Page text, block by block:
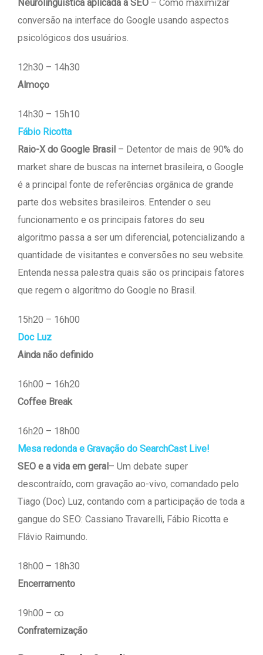
Neurolinguística aplicada a SEO – Como maximizar
conversão na interface do Google usando aspectos
psicológicos dos usuários.
12h30 – 14h30
Almoço
14h30 – 15h10
Fábio Ricotta
Raio-X do Google Brasil – Detentor de mais de 90% do
market share de buscas na internet brasileira, o Google
é a principal fonte de referências orgânica de grande
parte dos websites brasileiros. Entender o seu
funcionamento e os principais fatores do seu
algoritmo passa a ser um diferencial, potencializando a
quantidade de visitantes e conversões no seu website.
Entenda nessa palestra quais são os principais fatores
que regem o algoritmo do Google no Brasil.
15h20 – 16h00
Doc Luz
Ainda não definido
16h00 – 16h20
Coffee Break
16h20 – 18h00
Mesa redonda e Gravação do SearchCast Live!
SEO e a vida em geral – Um debate super
descontraído, com gravação ao-vivo, comandado pelo
Tiago (Doc) Luz, contando com a participação de toda a
gangue do SEO: Cassiano Travarelli, Fábio Ricotta e
Flávio Raimundo.
18h00 – 18h30
Encerramento
19h00 – ∞
Confraternização